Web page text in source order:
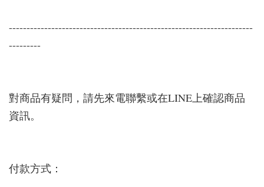
---------------------------------------------------------------------
---------
對商品有疑問，請先來電聯繫或在LINE上確認商品
資訊。
付款方式：